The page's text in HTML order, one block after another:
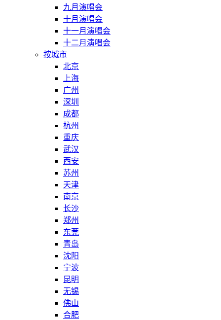
九月演唱会
十月演唱会
十一月演唱会
十二月演唱会
按城市
北京
上海
广州
深圳
成都
杭州
重庆
武汉
西安
苏州
天津
南京
长沙
郑州
东莞
青岛
沈阳
宁波
昆明
无锡
佛山
合肥